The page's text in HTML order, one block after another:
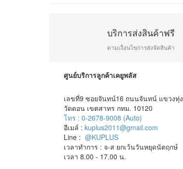
บริการส่งสินค้าฟรี
ตามเงื่อนไขการส่งจัดสินค้า
ศูนย์บริการลูกค้าเคยูพลัส
เลขที่9 ซอยจันทน์16 ถนนจันทน์ แขวงทุ่ง
วัดดอน เขตสาทร กทม. 10120
โทร : 0-2678-9008 (Auto)
อีเมล์ : kuplus2011@gmail.com
Line : @KUPLUS
เวลาทำการ : จ-ส ยกเว้นวันหยุดนัตฤกษ์
เวลา 8.00 - 17.00 น.